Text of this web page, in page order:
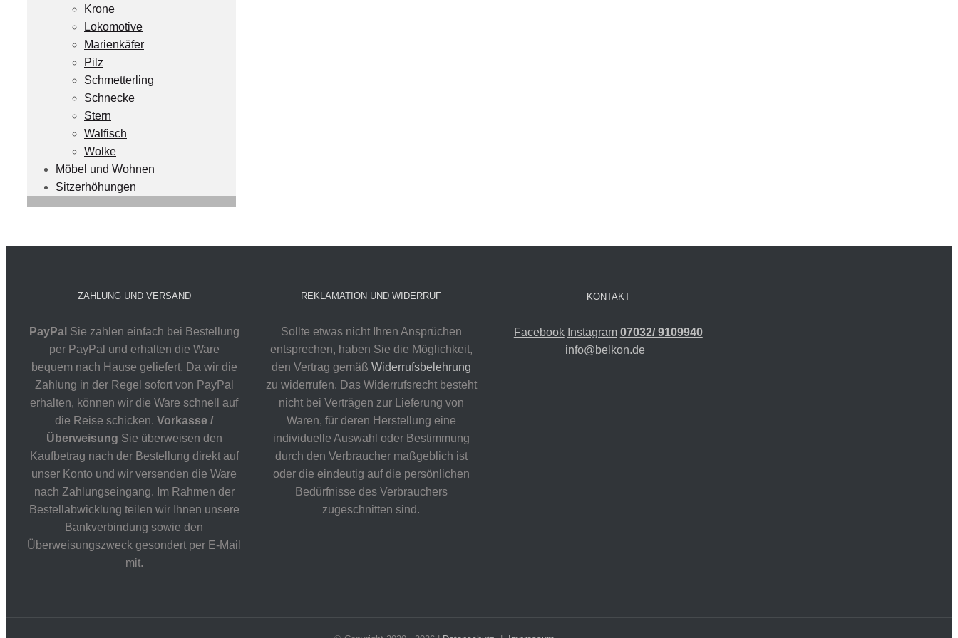
Krone
Lokomotive
Marienkäfer
Pilz
Schmetterling
Schnecke
Stern
Walfisch
Wolke
Möbel und Wohnen
Sitzerhöhungen
ZAHLUNG UND VERSAND
PayPal Sie zahlen einfach bei Bestellung
per PayPal und erhalten die Ware
bequem nach Hause geliefert. Da wir die
Zahlung in der Regel sofort von PayPal
erhalten, können wir die Ware schnell auf
die Reise schicken.Vorkasse /
Überweisung Sie überweisen den
Kaufbetrag nach der Bestellung direkt auf
unser Konto und wir versenden die Ware
nach Zahlungseingang. Im Rahmen der
Bestellabwicklung teilen wir Ihnen unsere
Bankverbindung sowie den
Überweisungszweck gesondert per E-Mail
mit.
REKLAMATION UND WIDERRUF
Sollte etwas nicht Ihren Ansprüchen
entsprechen, haben Sie die Möglichkeit,
den Vertrag gemäß Widerrufsbelehrung
zu widerrufen. Das Widerrufsrecht besteht
nicht bei Verträgen zur Lieferung von
Waren, für deren Herstellung eine
individuelle Auswahl oder Bestimmung
durch den Verbraucher maßgeblich ist
oder die eindeutig auf die persönlichen
Bedürfnisse des Verbrauchers
zugeschnitten sind.
KONTAKT
Facebook Instagram 07032/ 9109940
info@belkon.de